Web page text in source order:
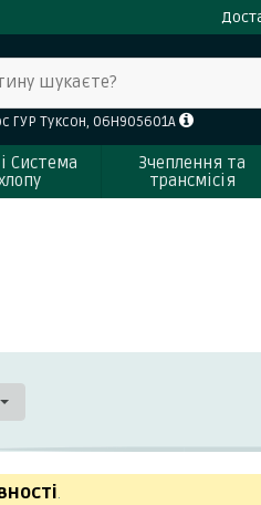
шукаєте?
ГУР Туксон, 06H905601A
Система
Зчеплення та
трансмісія
.